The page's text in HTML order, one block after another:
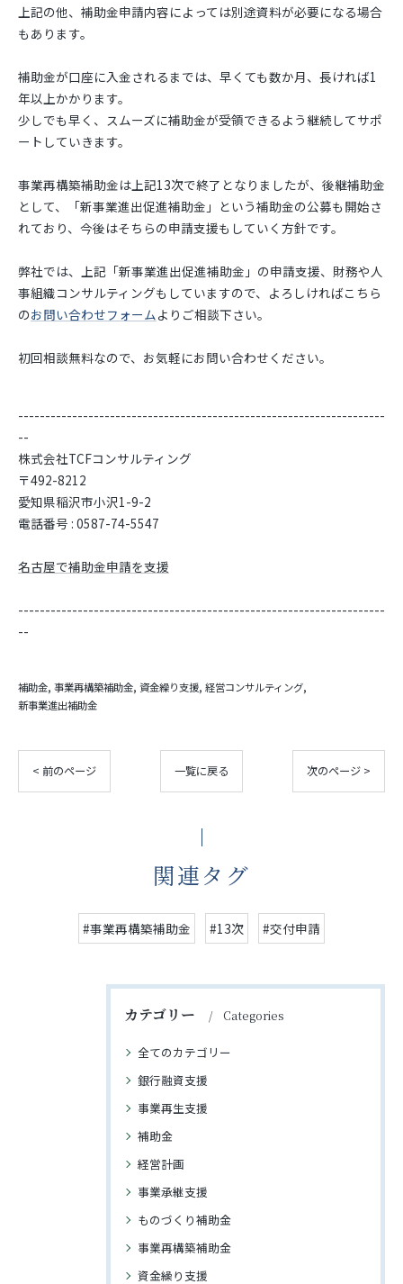
上記の他、補助金申請内容によっては別途資料が必要になる場合
もあります。
補助金が口座に入金されるまでは、早くても数か月、長ければ1
年以上かかります。
少しでも早く、スムーズに補助金が受領できるよう継続してサポ
ートしていきます。
事業再構築補助金は上記13次で終了となりましたが、後継補助金
として、「新事業進出促進補助金」という補助金の公募も開始さ
れており、今後はそちらの申請支援もしていく方針です。
弊社では、上記「新事業進出促進補助金」の申請支援、財務や人
事組織コンサルティングもしていますので、よろしければこちら
のお問い合わせフォーム よりご相談下さい。
初回相談無料なので、お気軽にお問い合わせください。
--------------------------------------------------------------------
--
株式会社TCFコンサルティング
〒492-8212
愛知県稲沢市小沢1-9-2
電話番号 : 0587-74-5547
名古屋で補助金申請を支援
--------------------------------------------------------------------
--
補助金 事業再構築補助金 資金繰り支援 経営コンサルティング
新事業進出補助金
< 前のページ 一覧に戻る 次のページ >
関連タグ
#事業再構築補助金 #13次 #交付申請
カテゴリー Categories
全てのカテゴリー
銀行融資支援
事業再生支援
補助金
経営計画
事業承継支援
ものづくり補助金
事業再構築補助金
資金繰り支援